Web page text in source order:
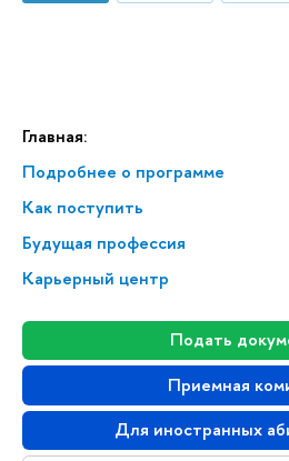
Главная:
Подробнее о программе
Как поступить
Будущая профессия
Карьерный центр
Подать
Приемная
Для иностранных